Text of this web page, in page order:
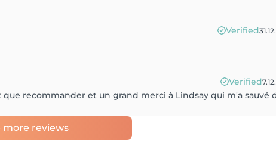
Verified
Verified
recommander et un grand merci à Lindsay qui m'a sauvé
more reviews